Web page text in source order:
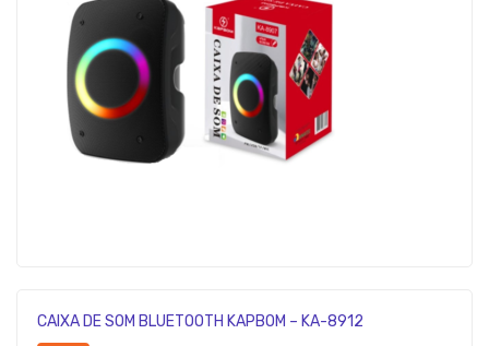
CAIXA DE SOM BLUETOOTH KAPBOM – KA-8912